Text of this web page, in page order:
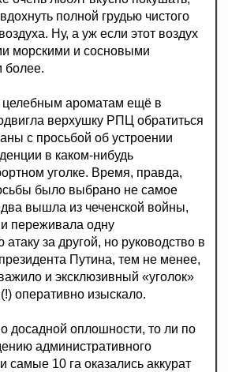
полной грудью чистого
Ну, а уж если этот воздух
морскими и сосновыми
более.
ароматам ещё в
верхушку РПЦ обратиться
с просьбой об устроении
в каком-нибудь
уголке. Время, правда,
было выбрано не самое
вышла из чеченской войны,
переживала одну
атаку за другой, но руководство в
Путина, тем не менее,
и эксклюзивный «уголок»
оперативно изыскало.
досадной оплошности, то ли по
административного
самые 10 га оказались аккурат